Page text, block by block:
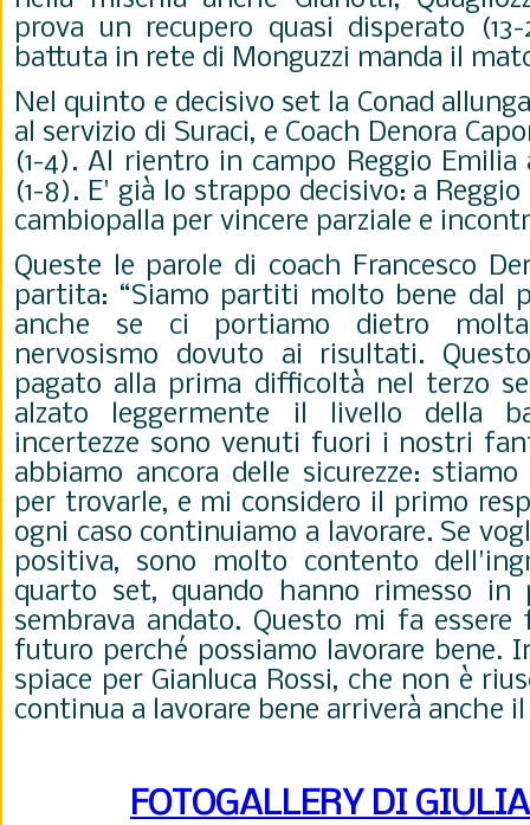
prova un recupero quasi disperato (13-
battuta in rete di Monguzzi manda il
Nel quinto e decisivo set la Conad
al servizio di Suraci, e Coach Denora
(1-4). Al rientro in campo Reggio
(1-8). E' già lo strappo decisivo: a
cambiopalla per vincere parziale e
Queste le parole di coach Francesco
partita: “Siamo partiti molto bene dal
anche se ci portiamo dietro
nervosismo dovuto ai risultati.
pagato alla prima difficoltà nel terzo
alzato leggermente il livello della
incertezze sono venuti fuori i nostri
abbiamo ancora delle sicurezze:
per trovarle, e mi considero il primo
ogni caso continuiamo a lavorare. Se
positiva, sono molto contento
quarto set, quando hanno rimesso in
sembrava andato. Questo mi fa
futuro perché possiamo lavorare bene.
spiace per Gianluca Rossi, che non è
continua a lavorare bene arriverà anche
FOTOGALLERY DI